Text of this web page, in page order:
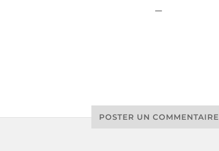
POSTER UN COMMENTAIRE